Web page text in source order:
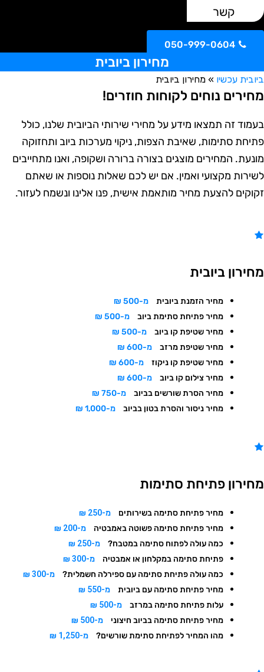
קשר
050-999-0604
מחירון ביובית
עכשיו»מחירון ביובית
נוחים לקוחות חוזרים!
זה תמצאו מידע על מחירי שירותי הביובית שלנו, כולל
סתימות, שאיבת הצפות, ניקוי מערכות ביוב ותחזוקה
המחירים מוצגים בצורה ברורה ושקופה, ואנו מתחייבים
מקצועי ואמין. אם יש לכם שאלות נוספות או שאתם
להצעת מחיר מותאמת אישית, פנו אלינו ונשמח לעזור.
ביובית
מחיר הזמנת ביובית
מ-500 ₪
מחיר פתיחת סתימת ביוב
מ-500 ₪
מחיר שטיפת קו ביוב
מ-500 ₪
מחיר שטיפת מרזב
מ-600 ₪
מחיר שטיפת קו ניקוז
מ-600 ₪
מחיר צילום קו ביוב
מ-600 ₪
מחיר הסרת שורשים בביוב
מ-750 ₪
מחיר ניסור והסרת בטון בביוב
מ-1,000 ₪
פתיחת סתימות
מחיר פתיחת סתימה בשירותים מ-250 ₪
מחיר פתיחת סתימה פשוטה באמבטיה מ-200 ₪
כמה עולה לפתוח סתימה במטבח? מ-250 ₪
פתיחת סתימה במקלחון או אמבטיה מ-300 ₪
כמה עולה פתיחת סתימה עם ספירלה חשמלית? מ-300 ₪
מחיר פתיחת סתימה עם ביובית מ-550 ₪
עלות פתיחת סתימה במרזב מ-500 ₪
מחיר פתיחת סתימה בביוב חיצוני מ-500 ₪
מהו המחיר לפתיחת סתימת שורשים? מ-1,250 ₪